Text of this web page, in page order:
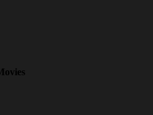
ในลิฟท์เมื่อสักครู่นี้